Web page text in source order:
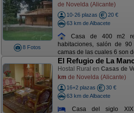
8 Fotos
de Novelda (Alicante)
10-26 plazas
20 €
63 km de Albacete
Casa de 400 m2
habitaciones, salón de
camas de las cuales 6 son
El Refugio de La
Hostal Rural en Casas de
km de Novelda (Alicante)
16+2 plazas
30 €
63 km de Albacete
Casa del siglo